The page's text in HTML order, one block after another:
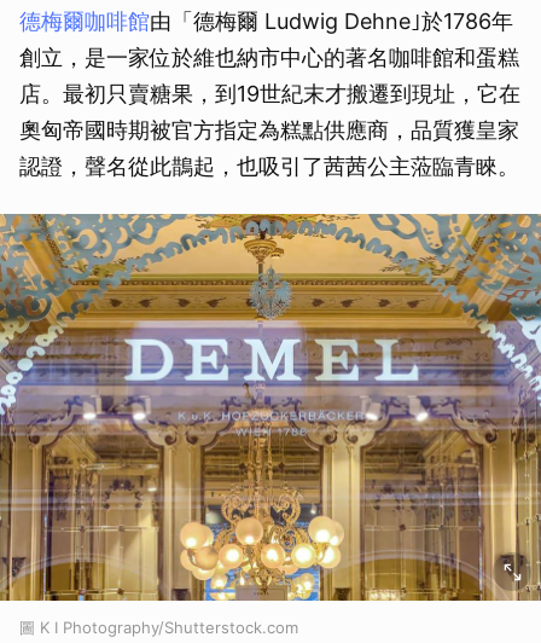
德梅爾咖啡館由「德梅爾 Ludwig Dehne｣於1786年
創立，是一家位於維也納市中心的著名咖啡館和蛋糕
店。最初只賣糖果，到19世紀末才搬遷到現址，它在
奧匈帝國時期被官方指定為糕點供應商，品質獲皇家
認證，聲名從此鵲起，也吸引了茜茜公主蒞臨青睞。
圖 K I Photography/Shutterstock.com